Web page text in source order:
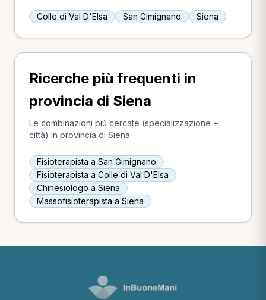
Colle di Val D'Elsa San Gimignano Siena
Ricerche più frequenti in
provincia di Siena
Le combinazioni più cercate (specializzazione +
città) in provincia di Siena.
Fisioterapista a San Gimignano
Fisioterapista a Colle di Val D'Elsa
Chinesiologo a Siena
Massofisioterapista a Siena